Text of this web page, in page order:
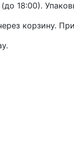
18:00).
корзину.